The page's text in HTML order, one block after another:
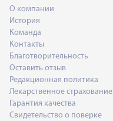
О компании
История
Команда
Контакты
Благотворительность
Оставить отзыв
Редакционная политика
Лекарственное страхование
Гарантия качества
Свидетельство о поверке